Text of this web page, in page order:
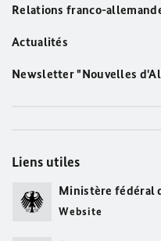
Relations franco-
Actualités
Newsletter "Nouvelles
Liens utiles
Ministère fédéral
Website